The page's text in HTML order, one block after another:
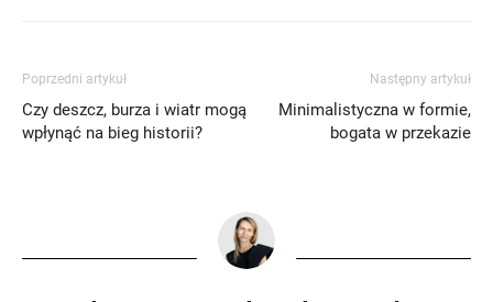
Poprzedni artykuł
Czy deszcz, burza i wiatr mogą
wpłynąć na bieg historii?
Następny artykuł
Minimalistyczna w formie,
bogata w przekazie